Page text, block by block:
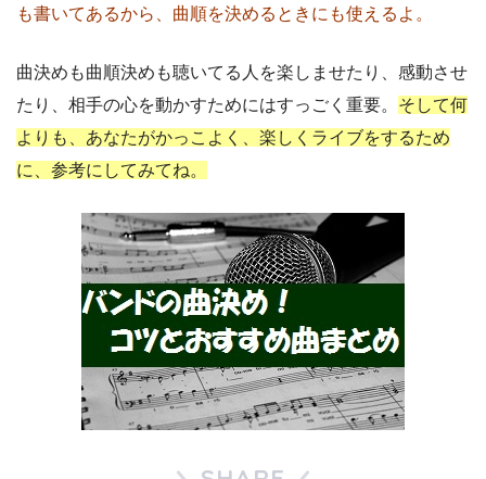
も書いてあるから、曲順を決めるときにも使えるよ。
曲決めも曲順決めも聴いてる人を楽しませたり、感動させ
たり、相手の心を動かすためにはすっごく重要。 そして何
よりも、あなたがかっこよく、楽しくライブをするため
に、参考にしてみてね。